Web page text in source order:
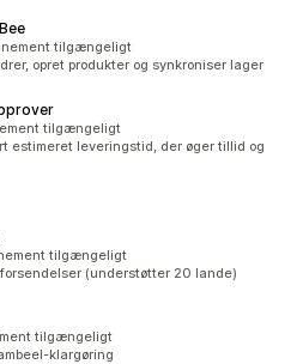
tilgængeligt
opret produkter og synkroniser lager
tilgængeligt
estimeret leveringstid, der øger tillid og
tilgængeligt
forsendelser (understøtter 20 lande)
tilgængeligt
klargøring